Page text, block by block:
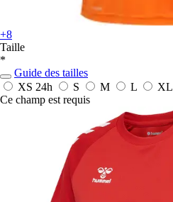
+8
Taille
*
Guide des tailles
XS 24h S M L XL
Ce champ est requis